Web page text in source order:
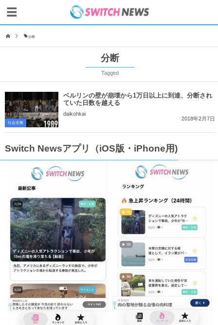
分断
分断
Tagged
社会全般
ベルリンの壁が崩壊から1万日以上に到達、分断され
ていた日数を越える
daikohkai
2018年2月7日
Switch Newsアプリ（iOS版・iPhone用)